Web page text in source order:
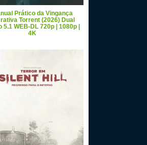
Prático da Vingança
Torrent (2026) Dual
5.1 WEB-DL 720p | 1080p |
4K